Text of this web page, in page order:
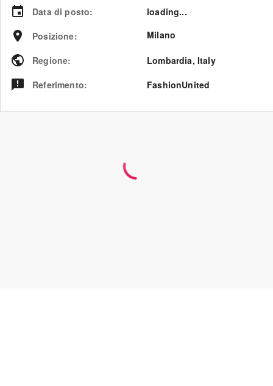
Data di posto:
loading...
Posizione: Milano
Regione: Lombardia, Italy
Referimento: FashionUnited